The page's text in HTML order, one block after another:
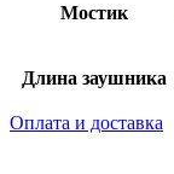
Мостик
Длина заушника
Оплата и доставка